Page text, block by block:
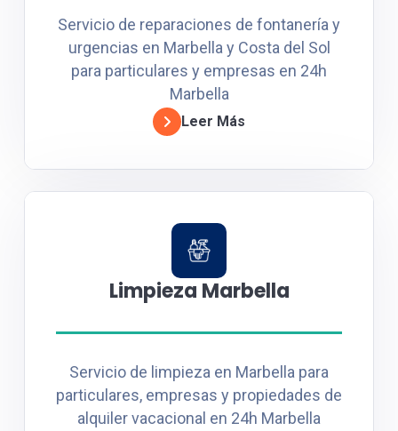
Servicio de reparaciones de fontanería y
urgencias en Marbella y Costa del Sol
para particulares y empresas en 24h
Marbella
Leer Más
Limpieza Marbella
Servicio de limpieza en Marbella para
particulares, empresas y propiedades de
alquiler vacacional en 24h Marbella